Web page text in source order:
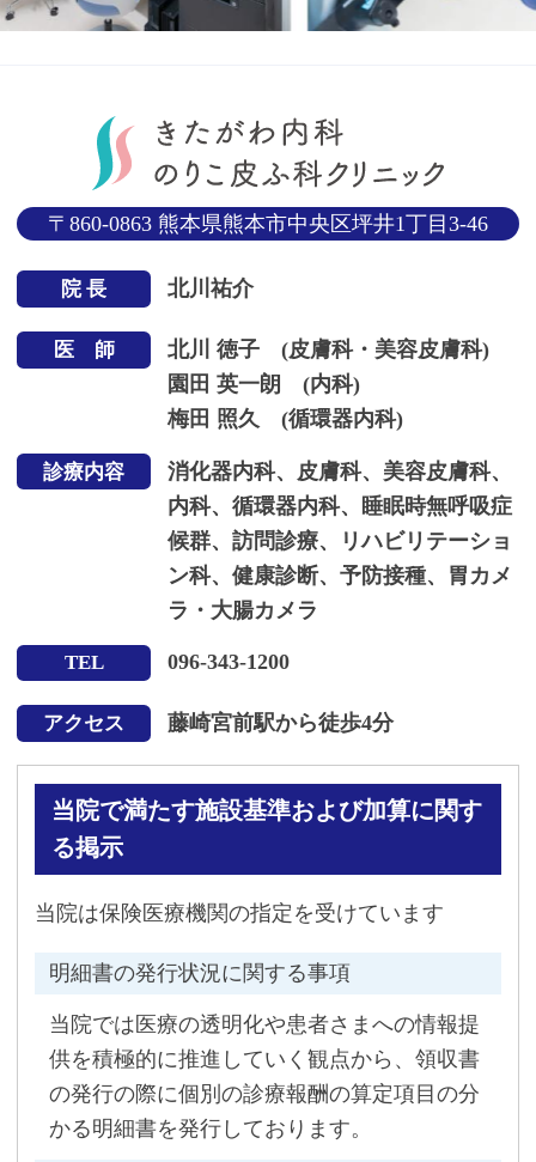
〒860-0863 熊本県熊本市中央区坪井1丁目3-46
院 長 北川祐介
医 師
北川 徳子 (皮膚科・美容皮膚科)
園田 英一朗 (内科)
梅田 照久 (循環器内科)
診療内容
消化器内科、皮膚科、美容皮膚科、
内科、循環器内科、睡眠時無呼吸症
候群、訪問診療、リハビリテーショ
ン科、健康診断、予防接種、胃カメ
ラ・大腸カメラ
TEL 096-343-1200
アクセス 藤崎宮前駅から徒歩4分
当院で満たす施設基準および加算に関す
る掲示
当院は保険医療機関の指定を受けています
明細書の発行状況に関する事項
当院では医療の透明化や患者さまへの情報提
供を積極的に推進していく観点から、領収書
の発行の際に個別の診療報酬の算定項目の分
かる明細書を発行しております。